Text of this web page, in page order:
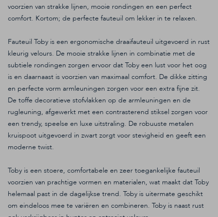
voorzien van strakke lijnen, mooie rondingen en een perfect
comfort. Kortom; de perfecte fauteuil om lekker in te relaxen.
Fauteuil Toby is een ergonomische draaifauteuil uitgevoerd in rust
kleurig velours. De mooie strakke lijnen in combinatie met de
subtiele rondingen zorgen ervoor dat Toby een lust voor het oog
is en daarnaast is voorzien van maximaal comfort. De dikke zitting
en perfecte vorm armleuningen zorgen voor een extra fijne zit.
De toffe decoratieve stofvlakken op de armleuningen en de
rugleuning, afgewerkt met een contrasterend stiksel zorgen voor
een trendy, speelse en luxe uitstraling. De robuuste metalen
kruispoot uitgevoerd in zwart zorgt voor stevigheid en geeft een
moderne twist.
Toby is een stoere, comfortabele en zeer toegankelijke fauteuil
voorzien van prachtige vormen en materialen, wat maakt dat Toby
helemaal past in de dagelijkse trend. Toby is uitermate geschikt
om eindeloos mee te variëren en combineren. Toby is naast rust